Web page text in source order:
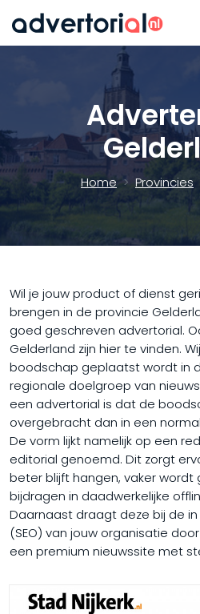
Home Provincies
Wil je jouw product of dienst
brengen in de provincie
goed geschreven advertorial.
Gelderland zijn hier te vinden.
boodschap geplaatst wordt in
regionale doelgroep van
een advertorial is dat de
overgebracht dan in een
De vorm lijkt namelijk op een
editorial genoemd. Dit zorgt
beter blijft hangen, vaker wordt
bijdragen in daadwerkelijke
Daarnaast draagt deze bij de
(SEO) van jouw organisatie
een premium nieuwssite met